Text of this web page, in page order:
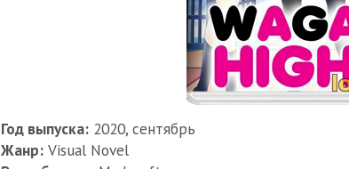
Год выпуска: 2020, сентябрь
Жанр: Visual Novel